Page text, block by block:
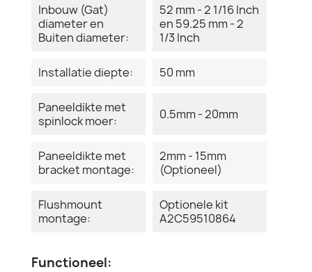
Inbouw (Gat)
diameter en
Buiten diameter:
52 mm - 2 1/16 Inch
en 59.25 mm - 2
1/3 Inch
Installatie diepte: 50 mm
Paneeldikte met
spinlock moer:
0.5mm - 20mm
Paneeldikte met
bracket montage:
2mm - 15mm
(Optioneel)
Flushmount
montage:
Optionele kit
A2C59510864
Functioneel: